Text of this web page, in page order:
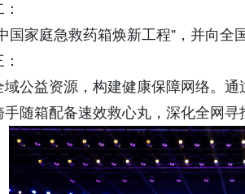
国家庭急救药箱焕新工程”，并向全
域公益资源，构建健康保障网络。
随箱配备速效救心丸，深化全网寻